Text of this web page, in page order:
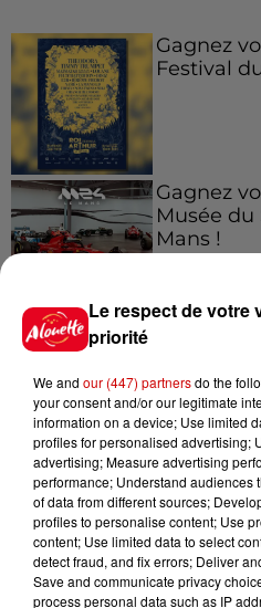
Gagnez
Festival
Gagnez
Musée
Mans !
Le Duel -
en jet ski !
Le respect de votre
priorité
We and our (447) partnersdo the
your consent and/or our legitimate
information on a device; Use limited
profiles for personalised advertising;
advertising; Measure advertising
performance; Understand audiences
of data from different sources;
profiles to personalise content; Use
content; Use limited data to select
detect fraud, and fix errors; Deliver
Save and communicate privacy
process personal data such as IP